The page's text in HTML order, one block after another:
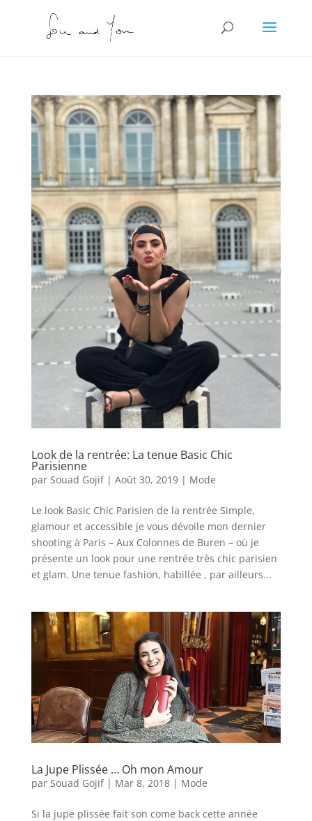
Look de la rentrée: La tenue Basic Chic
Parisienne
par Souad Gojif| Août 30, 2019| Mode
Le look Basic Chic Parisien de la rentrée Simple,
glamour et accessible je vous dévoile mon dernier
shooting à Paris – Aux Colonnes de Buren – où je
présente un look pour une rentrée très chic parisien
et glam. Une tenue fashion, habillée , par ailleurs...
La Jupe Plissée … Oh mon Amour
par Souad Gojif| Mar 8, 2018| Mode
Si la jupe plissée fait son come back cette année